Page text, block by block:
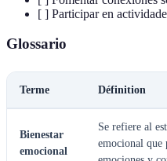
[ ] Participar en
Glossario
Terme Définition
Bienestar
emocional
Se refiere al
emocional que